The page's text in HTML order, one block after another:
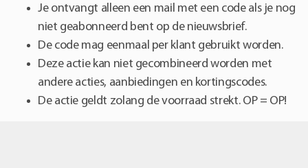
Je ontvangt alleen een mail met een code als je nog
niet geabonneerd bent op de nieuwsbrief.
De code mag eenmaal per klant gebruikt worden.
Deze actie kan niet gecombineerd worden met
andere acties, aanbiedingen en kortingscodes.
De actie geldt zolang de voorraad strekt. OP = OP!